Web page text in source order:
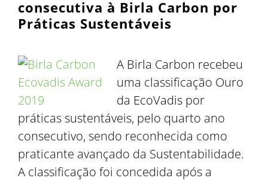
consecutiva à Birla Carbon por
Práticas Sustentáveis
A Birla Carbon recebeu
uma classificação Ouro
da EcoVadis por
práticas sustentáveis, pelo quarto ano
consecutivo, sendo reconhecida como
praticante avançado da Sustentabilidade.
A classificação foi concedida após a